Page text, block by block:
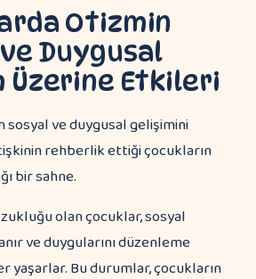
Otizmin
Duygusal
Üzerine Etkileri
olan çocuklar, sosyal
ve duygularını düzenleme
yaşarlar. Bu durumlar, çocukların